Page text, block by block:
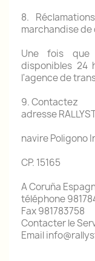
8.
marchandise de
Une fois que
disponibles 24
l'agence de
9. Contactez
adresse
navire Poligono
CP. 15165
A Coruña
téléphone
Fax 981783758
Contacter le
Email